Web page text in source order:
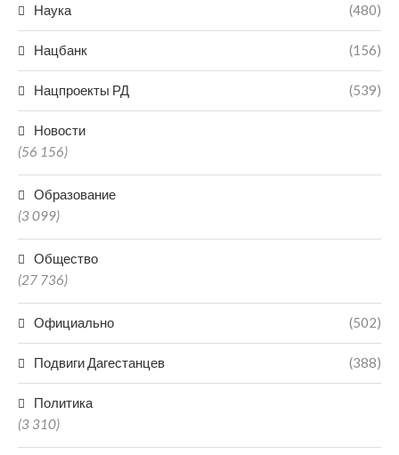
Наука (480)
Нацбанк (156)
Нацпроекты РД (539)
Новости
(56 156)
Образование
(3 099)
Общество
(27 736)
Официально (502)
Подвиги Дагестанцев (388)
Политика
(3 310)